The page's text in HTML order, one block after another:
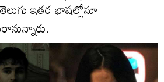
ఇత‌ర భాష‌ల్లోనూ